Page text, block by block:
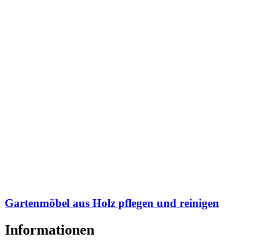
Gartenmöbel aus Holz pflegen und reinigen
Informationen